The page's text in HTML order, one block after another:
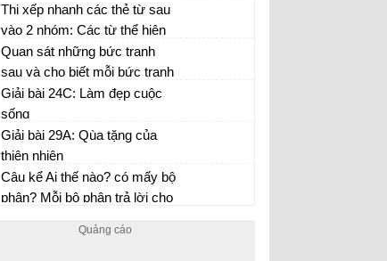
yêu thích.
Thi xếp nhanh các thẻ từ sau
vào 2 nhóm: Các từ thể hiện
phẩm chất, vẻ đẹp của tâm
hồn và các từ miêu tả mức độ
cao của cái đẹp.
Quan sát những bức tranh
sau và cho biết mỗi bức tranh
nói về điều gì?
Giải bài 24C: Làm đẹp cuộc
sống
Giải bài 29A: Qùa tặng của
thiên nhiên
Câu kể Ai thế nào? có mấy bộ
phận? Mỗi bộ phận trả lời cho